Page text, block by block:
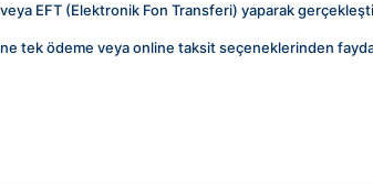
veya EFT (Elektronik Fon Transferi) yaparak
tek ödeme veya online taksit seçeneklerinden